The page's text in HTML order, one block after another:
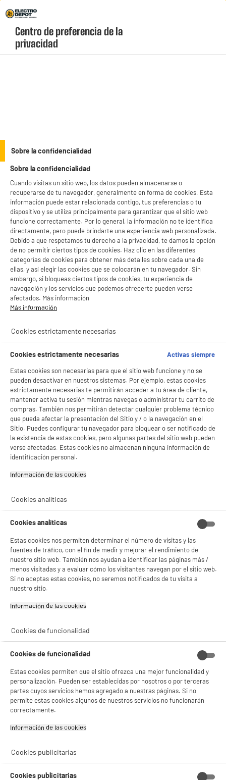
Menú
geolocation-header-icon-text
account
product_anchor_characteristics
2€98
Rechazar todas
BIENVENIDO a ELECTRO
DEPOT
Con el fin de mejorar tu experiencia, y tras tu consentimiento, ELECTRO DEPOT
y sus socios utilizan cookies que procesan tus datos personales para:
- compartir contenido adaptado a tus preferencias
- ofrecer publicidad y comunicaciones personalizadas
- facilitar el intercambio de contenido en las redes sociales
- analizar el tráfico en nuestro sitio web Consulta la política de cookies.
Consulta la política de cookies.
Si aceptas, la experiencia será aún mejor. Si no acepta, se utilizarán cookies
¡Buena visita!
Gestionar cookies
Centro de preferencia de la
privacidad
Sobre la confidencialidad
Sobre la confidencialidad
Cuando visitas un sitio web, los datos pueden almacenarse o
recuperarse de tu navegador, generalmente en forma de cookies. Esta
información puede estar relacionada contigo, tus preferencias o tu
dispositivo y se utiliza principalmente para garantizar que el sitio web
funcione correctamente. Por lo general, la información no te identifica
directamente, pero puede brindarte una experiencia web personalizada.
Debido a que respetamos tu derecho a la privacidad, te damos la opción
de no permitir ciertos tipos de cookies. Haz clic en las diferentes
categorías de cookies para obtener más detalles sobre cada una de
ellas, y así elegir las cookies que se colocarán en tu navegador. Sin
embargo, si bloqueas ciertos tipos de cookies, tu experiencia de
navegación y los servicios que podemos ofrecerte pueden verse
afectados. Más información
Más información
Cookies estrictamente necesarias
Cookies estrictamente necesarias
Activas siempre
Estas cookies son necesarias para que el sitio web funcione y no se
pueden desactivar en nuestros sistemas. Por ejemplo, estas cookies
estrictamente necesarias te permitirán acceder a tu área de cliente,
mantener activa tu sesión mientras navegas o administrar tu carrito de
compras. También nos permitirán detectar cualquier problema técnico
que pueda afectar la presentación del Sitio y / o la navegación en el
Sitio. Puedes configurar tu navegador para bloquear o ser notificado de
la existencia de estas cookies, pero algunas partes del sitio web pueden
verse afectadas. Estas cookies no almacenan ninguna información de
identificación personal.
Información de las cookies‎
Cookies analíticas
Cookies analíticas
Estas cookies nos permiten determinar el número de visitas y las
fuentes de tráfico, con el fin de medir y mejorar el rendimiento de
nuestro sitio web. También nos ayudan a identificar las páginas más /
menos visitadas y a evaluar cómo los visitantes navegan por el sitio web.
Si no aceptas estas cookies, no seremos notificados de tu visita a
nuestro sitio.
Información de las cookies‎
Cookies de funcionalidad
Cookies de funcionalidad
Estas cookies permiten que el sitio ofrezca una mejor funcionalidad y
personalización. Pueden ser establecidas por nosotros o por terceras
partes cuyos servicios hemos agregado a nuestras páginas. Si no
permite estas cookies algunos de nuestros servicios no funcionarán
correctamente.
Información de las cookies‎
Cookies publicitarias
Cookies publicitarias